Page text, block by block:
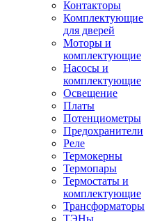
Контакторы
Комплектующие
для дверей
Моторы и
комплектующие
Насосы и
комплектующие
Освещение
Платы
Потенциометры
Предохранители
Реле
Термокерны
Термопары
Термостаты и
комплектующие
Трансформаторы
ТЭНы